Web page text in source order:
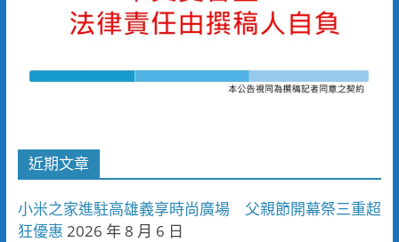
近期文章
小米之家進駐高雄義享時尚廣場 父親節開幕祭三重超
狂優惠 2026 年 8 月 6 日